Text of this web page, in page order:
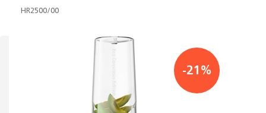
SKU:
HR2500/00
-21%